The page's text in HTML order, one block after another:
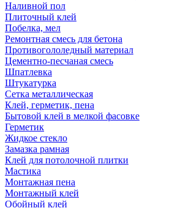
Наливной пол
Плиточный клей
Побелка, мел
Ремонтная смесь для бетона
Противогололедный материал
Цементно-песчаная смесь
Шпатлевка
Штукатурка
Сетка металлическая
Клей, герметик, пена
Бытовой клей в мелкой фасовке
Герметик
Жидкое стекло
Замазка рамная
Клей для потолочной плитки
Мастика
Монтажная пена
Монтажный клей
Обойный клей